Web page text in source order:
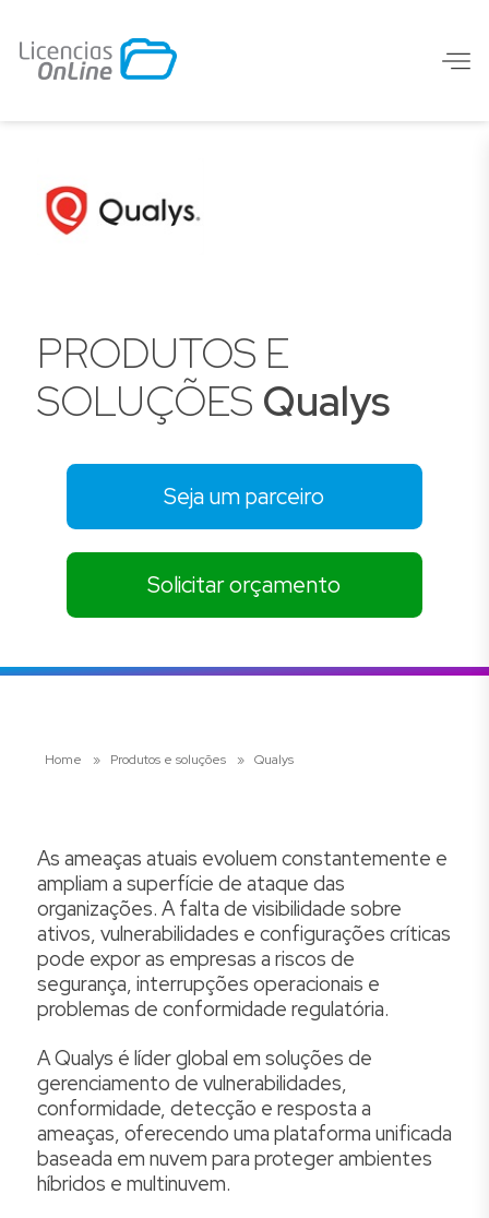
PRODUTOS E
SOLUÇÕES Qualys
Seja um parceiro
Solicitar orçamento
Home » Produtos e soluções » Qualys
As ameaças atuais evoluem constantemente e
ampliam a superfície de ataque das
organizações. A falta de visibilidade sobre
ativos, vulnerabilidades e configurações críticas
pode expor as empresas a riscos de
segurança, interrupções operacionais e
problemas de conformidade regulatória.
A Qualys é líder global em soluções de
gerenciamento de vulnerabilidades,
conformidade, detecção e resposta a
ameaças, oferecendo uma plataforma unificada
baseada em nuvem para proteger ambientes
híbridos e multinuvem.